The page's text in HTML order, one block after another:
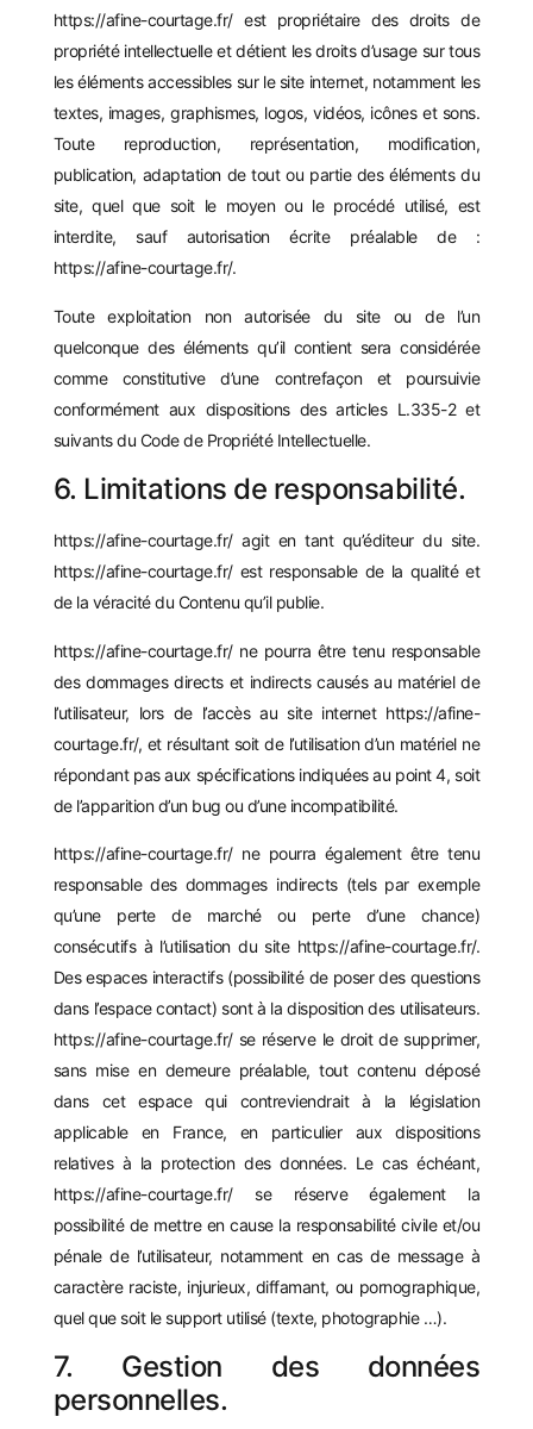
https://afine-courtage.fr/est propriétaire des droits de
propriété intellectuelle et détient les droits d’usage sur tous
les éléments accessibles sur le site internet, notamment les
textes, images, graphismes, logos, vidéos, icônes et sons.
Toute reproduction, représentation, modification,
publication, adaptation de tout ou partie des éléments du
site, quel que soit le moyen ou le procédé utilisé, est
interdite, sauf autorisation écrite préalable de :
https://afine-courtage.fr/.
Toute exploitation non autorisée du site ou de l’un
quelconque des éléments qu’il contient sera considérée
comme constitutive d’une contrefaçon et poursuivie
conformément aux dispositions des articles L.335-2 et
suivants du Code de Propriété Intellectuelle.
6. Limitations de responsabilité.
https://afine-courtage.fr/agit en tant qu’éditeur du site.
https://afine-courtage.fr/est responsable de la qualité et
de la véracité du Contenu qu’il publie.
https://afine-courtage.fr/ne pourra être tenu responsable
des dommages directs et indirects causés au matériel de
l’utilisateur, lors de l’accès au site internet https://afine-
courtage.fr/, et résultant soit de l’utilisation d’un matériel ne
répondant pas aux spécifications indiquées au point 4, soit
de l’apparition d’un bug ou d’une incompatibilité.
https://afine-courtage.fr/ne pourra également être tenu
responsable des dommages indirects (tels par exemple
qu’une perte de marché ou perte d’une chance)
consécutifs à l’utilisation du site https://afine-courtage.fr/.
Des espaces interactifs (possibilité de poser des questions
dans l’espace contact) sont à la disposition des utilisateurs.
https://afine-courtage.fr/se réserve le droit de supprimer,
sans mise en demeure préalable, tout contenu déposé
dans cet espace qui contreviendrait à la législation
applicable en France, en particulier aux dispositions
relatives à la protection des données. Le cas échéant,
https://afine-courtage.fr/se réserve également la
possibilité de mettre en cause la responsabilité civile et/ou
pénale de l’utilisateur, notamment en cas de message à
caractère raciste, injurieux, diffamant, ou pornographique,
quel que soit le support utilisé (texte, photographie …).
7. Gestion des données
personnelles.